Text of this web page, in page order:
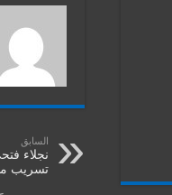
السابق
نجلاء
تسريب